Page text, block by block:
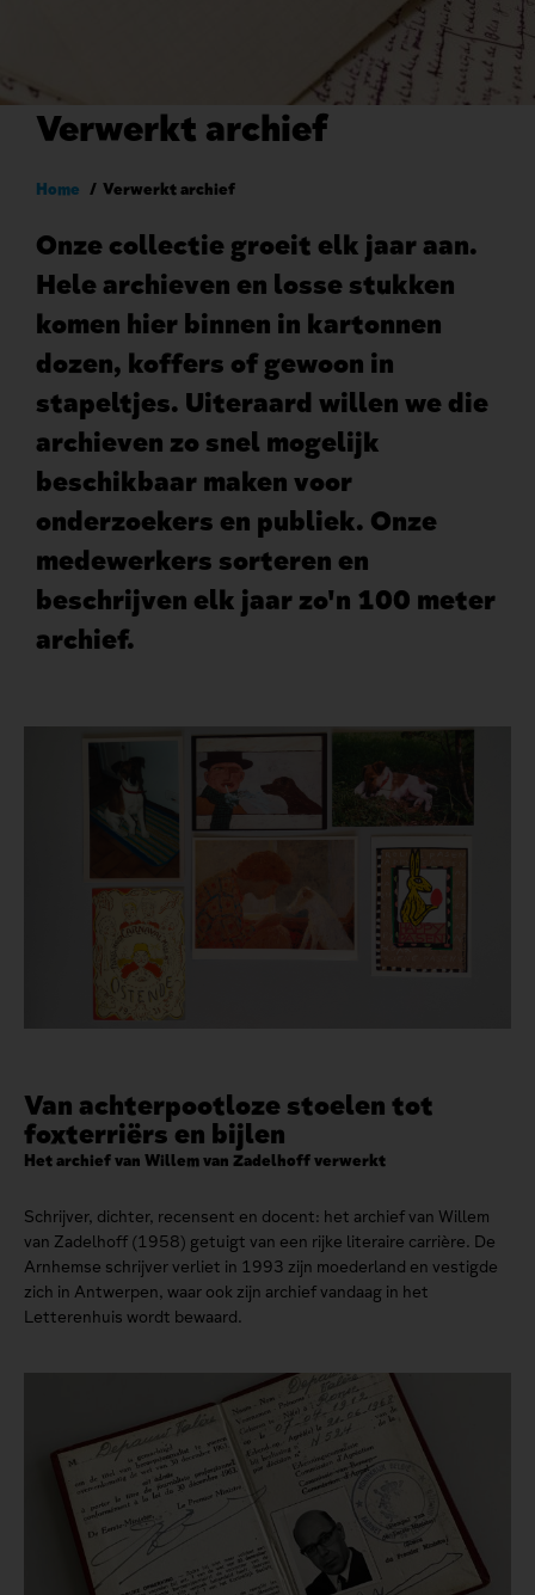
Verwerkt archief
Kruimelpad
Home Verwerkt archief
Onze collectie groeit elk jaar aan.
Hele archieven en losse stukken
komen hier binnen in kartonnen
dozen, koffers of gewoon in
stapeltjes. Uiteraard willen we die
archieven zo snel mogelijk
beschikbaar maken voor
onderzoekers en publiek. Onze
medewerkers sorteren en
beschrijven elk jaar zo'n 100 meter
archief.
Van achterpootloze stoelen tot
foxterriërs en bijlen
Het archief van Willem van Zadelhoff verwerkt
Schrijver, dichter, recensent en docent: het archief van Willem
van Zadelhoff (1958) getuigt van een rijke literaire carrière. De
Arnhemse schrijver verliet in 1993 zijn moederland en vestigde
zich in Antwerpen, waar ook zijn archief vandaag in het
Letterenhuis wordt bewaard.